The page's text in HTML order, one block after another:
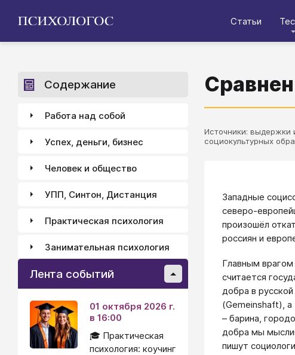
Статьи
Источники: выдержки
социокультурных
Западные
северо-
произошёл
россиян и
Главным врагом
считается
добра в
(Gemeinshaft), а
– барина,
добра мы
пишут
Содержание
Работа над собой
Успех, деньги, бизнес
Человек и общество
УПП, Синтон, Дистанция
Практическая психология
Занимательная психология
Лента событий
01 октября 2026 г.
в 16:00
🎓 Практическая
психология: коучинг